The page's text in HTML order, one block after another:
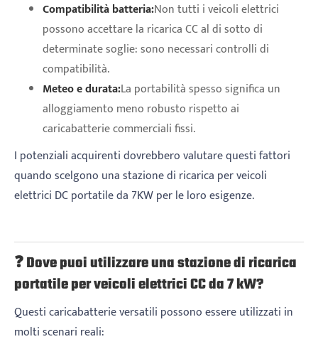
Compatibilità batteria:Non tutti i veicoli elettrici
possono accettare la ricarica CC al di sotto di
determinate soglie: sono necessari controlli di
compatibilità.
Meteo e durata:La portabilità spesso significa un
alloggiamento meno robusto rispetto ai
caricabatterie commerciali fissi.
I potenziali acquirenti dovrebbero valutare questi fattori
quando scelgono una stazione di ricarica per veicoli
elettrici DC portatile da 7KW per le loro esigenze.
❓ Dove puoi utilizzare una stazione di ricarica
portatile per veicoli elettrici CC da 7 kW?
Questi caricabatterie versatili possono essere utilizzati in
molti scenari reali: